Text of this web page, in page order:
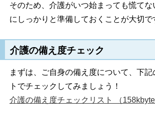
そのため、介護がいつ始まっても慌て
にしっかりと準備しておくことが大切で
介護の備え度チェック
まずは、ご自身の備え度について、下記
トでチェックしてみましょう！
介護の備え度チェックリスト （